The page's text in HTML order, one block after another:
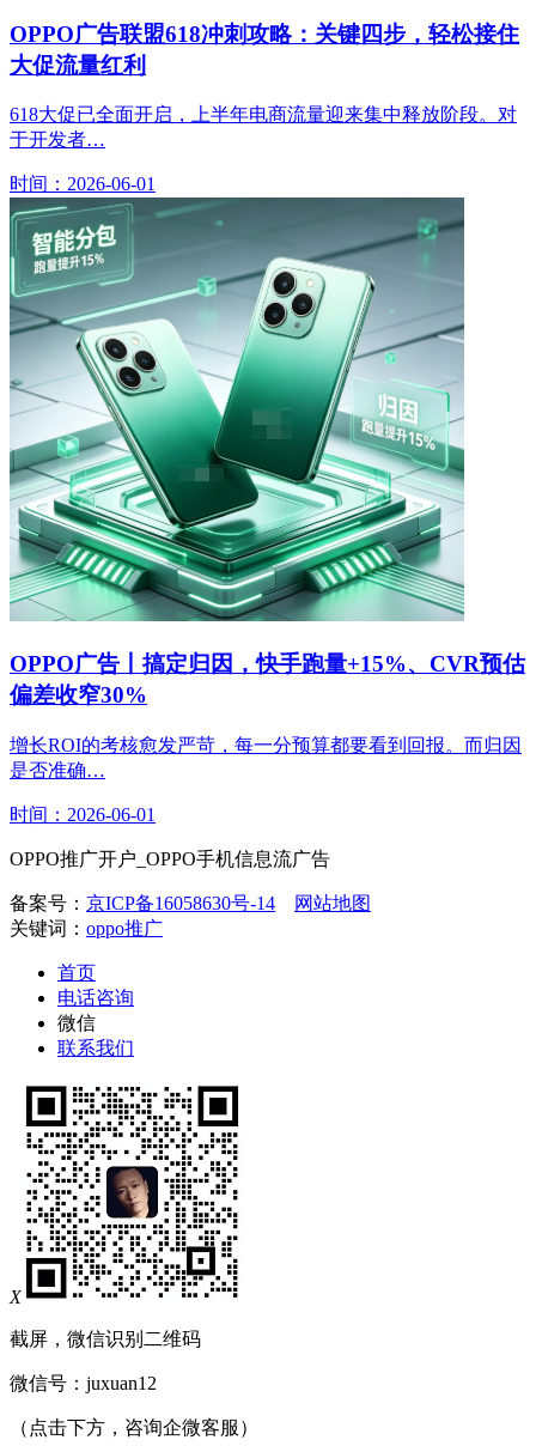
OPPO广告联盟618冲刺攻略：关键四步，轻松接住
大促流量红利
618大促已全面开启，上半年电商流量迎来集中释放阶段。对
于开发者…
时间：2026-06-01
OPPO广告丨搞定归因，快手跑量+15%、CVR预估
偏差收窄30%
增长ROI的考核愈发严苛，每一分预算都要看到回报。而归因
是否准确…
时间：2026-06-01
OPPO推广开户_OPPO手机信息流广告
备案号： 京ICP备16058630号-14
网站地图
关键词： oppo推广
首页
电话咨询
微信
联系我们
X
截屏，微信识别二维码
微信号： juxuan12
（点击下方，咨询企微客服）